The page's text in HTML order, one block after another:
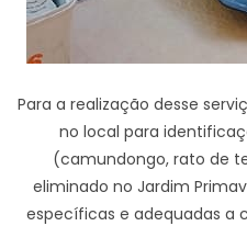
Para a realização desse
no local para
(camundongo, rato de
eliminado no Jardim
específicas e adequadas a